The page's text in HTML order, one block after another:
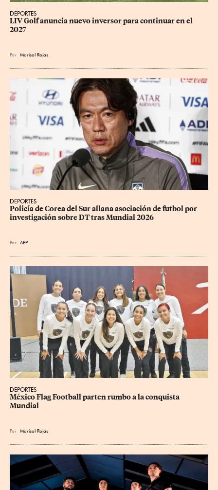
DEPORTES
LIV Golf anuncia nuevo inversor para continuar en el
2027
Por Marisol Rojas
DEPORTES
Policía de Corea del Sur allana asociación de futbol por
investigación sobre DT tras Mundial 2026
Por AFP
DEPORTES
México Flag Football parten rumbo a la conquista
Mundial
Por Marisol Rojas